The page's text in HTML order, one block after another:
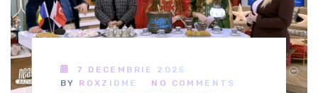
7 DECEMBRIE 2025
BY ROXZIDME
NO COMMENTS